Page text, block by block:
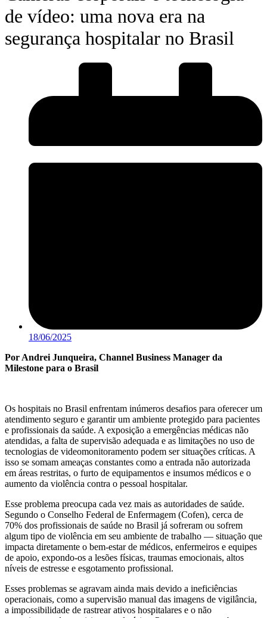
de vídeo: uma nova era na
segurança hospitalar no Brasil
18/06/2025
Por Andrei Junqueira, Channel Business Manager da
Milestone para o Brasil
Os hospitais no Brasil enfrentam inúmeros desafios para oferecer um
atendimento seguro e garantir um ambiente protegido para pacientes
e profissionais da saúde. A exposição a emergências médicas não
atendidas, a falta de supervisão adequada e as limitações no uso de
tecnologias de videomonitoramento podem ser situações críticas. A
isso se somam ameaças constantes como a entrada não autorizada
em áreas restritas, o furto de equipamentos e insumos médicos e o
aumento da violência contra o pessoal hospitalar.
Esse problema preocupa cada vez mais as autoridades de saúde.
Segundo o Conselho Federal de Enfermagem (Cofen), cerca de
70% dos profissionais de saúde no Brasil já sofreram ou sofrem
algum tipo de violência em seu ambiente de trabalho — situação que
impacta diretamente o bem-estar de médicos, enfermeiros e equipes
de apoio, expondo-os a lesões físicas, traumas emocionais, altos
níveis de estresse e esgotamento profissional.
Esses problemas se agravam ainda mais devido a ineficiências
operacionais, como a supervisão manual das imagens de vigilância,
a impossibilidade de rastrear ativos hospitalares e o não